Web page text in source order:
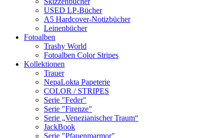
USED LP-Bücher
A5 Hardcover-Notizbücher
Leinenbücher
Fotoalben
Trashy World
Fotoalben Color Stripes
Kollektionen
Trauer
NepaLokta Papeterie
COLOR / STRIPES
Serie "Feder"
Serie "Firenze"
Serie „Venezianischer Traum“
JackBook
Serie "Pfauenmarmor"